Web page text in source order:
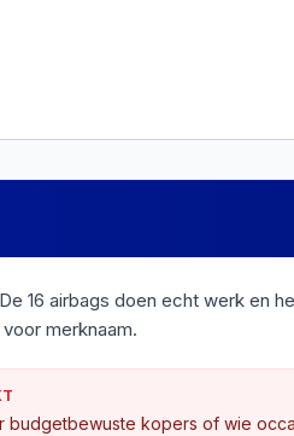
16 airbags doen echt werk en
merknaam.
budgetbewuste kopers of wie